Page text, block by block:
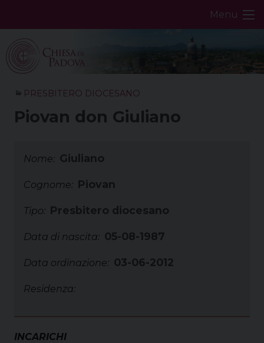
Menu
PRESBITERO DIOCESANO
Piovan don Giuliano
Nome: Giuliano
Cognome: Piovan
Tipo: Presbitero diocesano
Data di nascita: 05-08-1987
Data ordinazione: 03-06-2012
Residenza:
INCARICHI